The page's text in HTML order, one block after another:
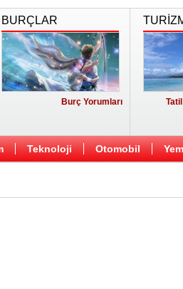
BURÇLAR
Burç Yorumları
Teknoloji Otomobil